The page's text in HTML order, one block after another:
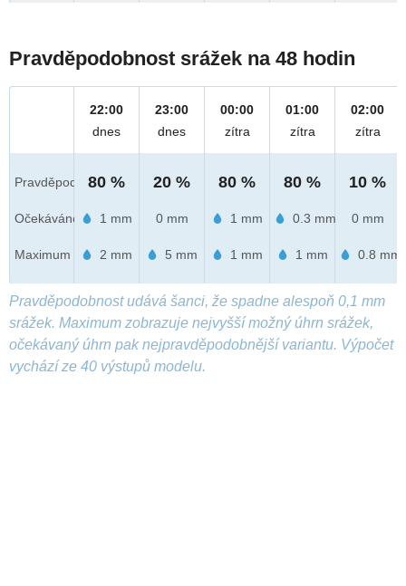
Pravděpodobnost srážek na 48 hodin
Pravděpod.
Očekáváno
Maximum
22:00
dnes
80 %
1 mm
2 mm
23:00
dnes
20 %
0 mm
5 mm
00:00
zítra
80 %
1 mm
1 mm
01:00
zítra
80 %
0.3 mm
1 mm
02:00
zítra
10 %
0 mm
0.8 mm
Pravděpodobnost udává šanci, že spadne alespoň 0,1 mm
srážek. Maximum zobrazuje nejvyšší možný úhrn srážek,
očekávaný úhrn pak nejpravděpodobnější variantu. Výpočet
vychází ze 40 výstupů modelu.